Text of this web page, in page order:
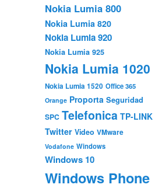
Nokia Lumia 800
Nokia Lumia 820
Nokia Lumia 920
Nokia Lumia 925
Nokia Lumia 1020
Nokia Lumia 1520 Office 365
Orange Proporta Seguridad
SPC Telefonica TP-LINK
Twitter Video VMware
Vodafone Windows
Windows 10
Windows Phone